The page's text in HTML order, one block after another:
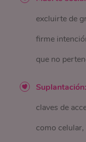
excluirte de
firme
que no
Suplantación:
claves de
como